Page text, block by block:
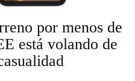
por menos de
está volando de